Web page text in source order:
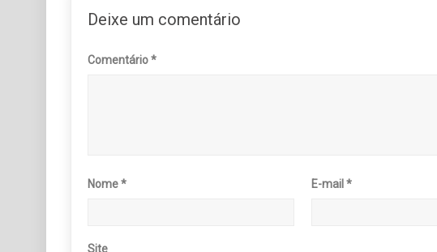
Deixe um comentário
Comentário*
Nome* E-mail*
Site